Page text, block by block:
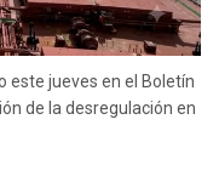
este jueves en el Boletín
de la desregulación en